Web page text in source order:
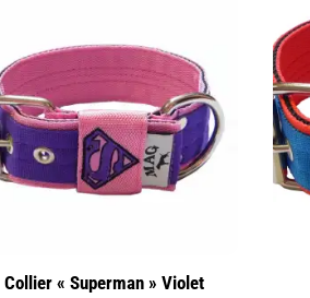
Collier « Superman » Violet